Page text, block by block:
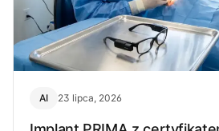
AI 23 lipca, 2026